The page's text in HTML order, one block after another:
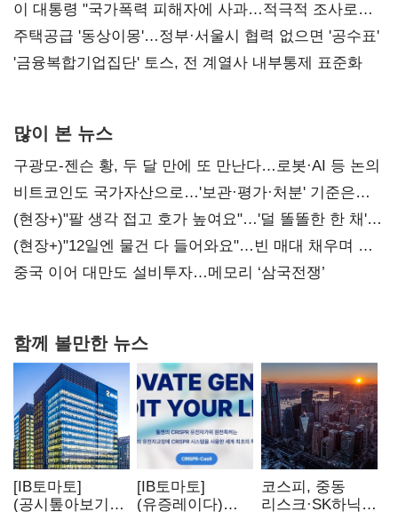
총선 지휘 못해"
이 대통령 "국가폭력 피해자에 사과…적극적 조사로
진실 밝혀야"
주택공급 '동상이몽'…정부·서울시 협력 없으면 '공수표'
'금융복합기업집단' 토스, 전 계열사 내부통제 표준화
많이 본 뉴스
구광모-젠슨 황, 두 달 만에 또 만난다…로봇·AI 등 논의
비트코인도 국가자산으로…'보관·평가·처분' 기준은
숙제
(현장+)"팔 생각 접고 호가 높여요"…'덜 똘똘한 한 채'
20억 키맞추기
(현장+)"12일엔 물건 다 들어와요"…빈 매대 채우며 문
연 홈플러스
중국 이어 대만도 설비투자…메모리 ‘삼국전쟁’
함께 볼만한 뉴스
[IB토마토]
(공시톺아보기)
[IB토마토]
(유증레이다)
코스피, 중동
리스크·SK하닉